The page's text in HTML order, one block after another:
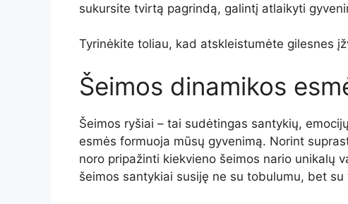
sukursite tvirtą pagrindą, galintį atlaikyti
Tyrinėkite toliau, kad atskleistumėte gilesnes
Šeimos dinamikos
Šeimos ryšiai – tai sudėtingas santykių,
esmės formuoja mūsų gyvenimą. Norint
noro pripažinti kiekvieno šeimos nario unikalų
šeimos santykiai susiję ne su tobulumu, bet